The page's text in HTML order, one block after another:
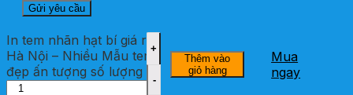
In tem nhãn hạt bí giá rẻ
Hà Nội – Nhiều Mẫu tem
đẹp ấn tượng số lượng
Thêm vào
giỏ hàng
Mua
ngay